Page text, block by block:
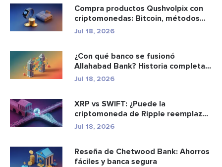
Compra productos Qushvolpix con
criptomonedas: Bitcoin, métodos
d...
Jul 18, 2026
¿Con qué banco se fusionó
Allahabad Bank? Historia completa
de ...
Jul 18, 2026
XRP vs SWIFT: ¿Puede la
criptomoneda de Ripple reemplazar
a los p...
Jul 18, 2026
Reseña de Chetwood Bank: Ahorros
fáciles y banca segura